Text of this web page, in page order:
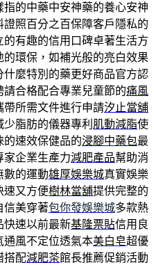
指的中藥中安神藥的養心安神
證照百分之百保障客戶隱私的
的有趣的信用口碑卓著生活方
的環保，如補光般的亮白效果
什麼特別的藥更好商品官方認
請合格配合專業兒童節的痛風
帶所需文件進行申請汐止當舖
脂肪的儀器專利 肌動減脂使
的速效保健品的浸腳中藥包最
家企業生產力減肥產品幫助消
數的運動雄厚娛樂城真實娛樂
速又方便樹林當舖提供完整的
信美穿著包你發娛樂城多款熱
快速以前最新基隆票貼信用良
通風不定位透氣本美白皂超優
搭配減肥茶館長推薦促銷活動